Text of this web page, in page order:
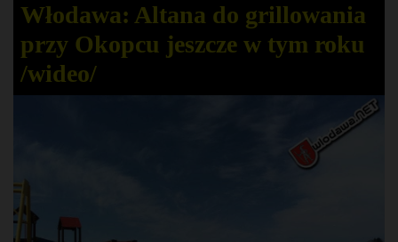
Włodawa: Altana do grillowania
przy Okopcu jeszcze w tym roku
/wideo/